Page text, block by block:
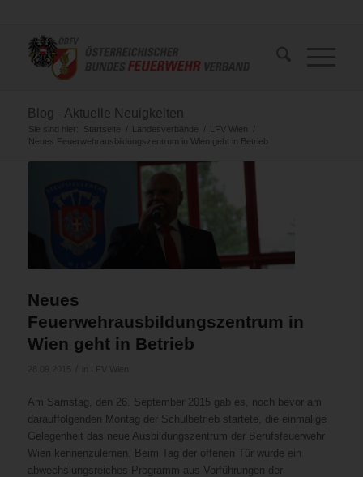
Blog - Aktuelle Neuigkeiten
Sie sind hier: Startseite / Landesverbände / LFV Wien
/
Neues Feuerwehrausbildungszentrum in Wien geht in Betrieb
Neues
Feuerwehrausbildungszentrum in
Wien geht in Betrieb
Am Samstag, den 26. September 2015 gab es, noch bevor am
darauffolgenden Montag der Schulbetrieb startete, die einmalige
Gelegenheit das neue Ausbildungszentrum der Berufsfeuerwehr
Wien kennenzulernen. Beim Tag der offenen Tür wurde ein
abwechslungsreiches Programm aus Vorführungen der